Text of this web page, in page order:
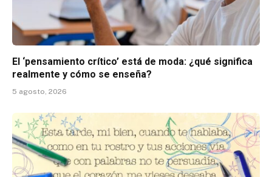
El ‘pensamiento crítico’ está de moda: ¿qué significa
realmente y cómo se enseña?
5 agosto, 2026